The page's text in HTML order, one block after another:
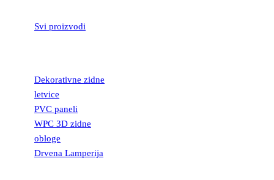
Svi proizvodi
Dekorativne zidne
letvice
PVC paneli
WPC 3D zidne
obloge
Drvena Lamperija